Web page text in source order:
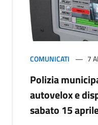
COMUNICATI 7
Polizia
autovelox e
sabato 15